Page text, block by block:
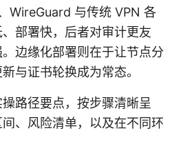
WireGuard 与传统 VPN 各
部署快，后者对审计更友
边缘化部署则在于让节点分
与证书轮换成为常态。
路径要点，按步骤清晰呈
、风险清单，以及在不同环